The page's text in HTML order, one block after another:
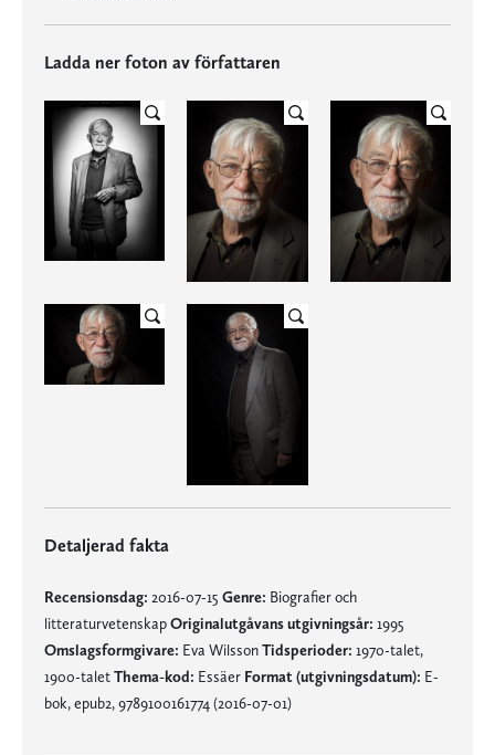
Ladda ner foton av författaren
Detaljerad fakta
Recensionsdag: 2016-07-15 Genre: Biografier och
litteraturvetenskapOriginalutgåvans utgivningsår: 1995
Omslagsformgivare: Eva WilssonTidsperioder: 1970-talet,
1900-taletThema-kod: Essäer Format (utgivningsdatum): E-
bok, epub2, 9789100161774 (2016-07-01)